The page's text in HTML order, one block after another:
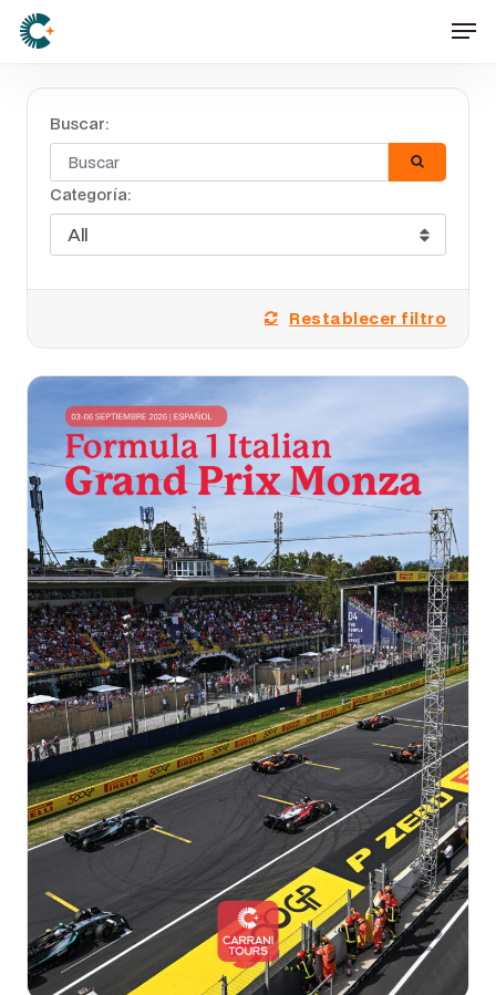
Skip
content
Buscar:
Categoría:
Restablecer filtro